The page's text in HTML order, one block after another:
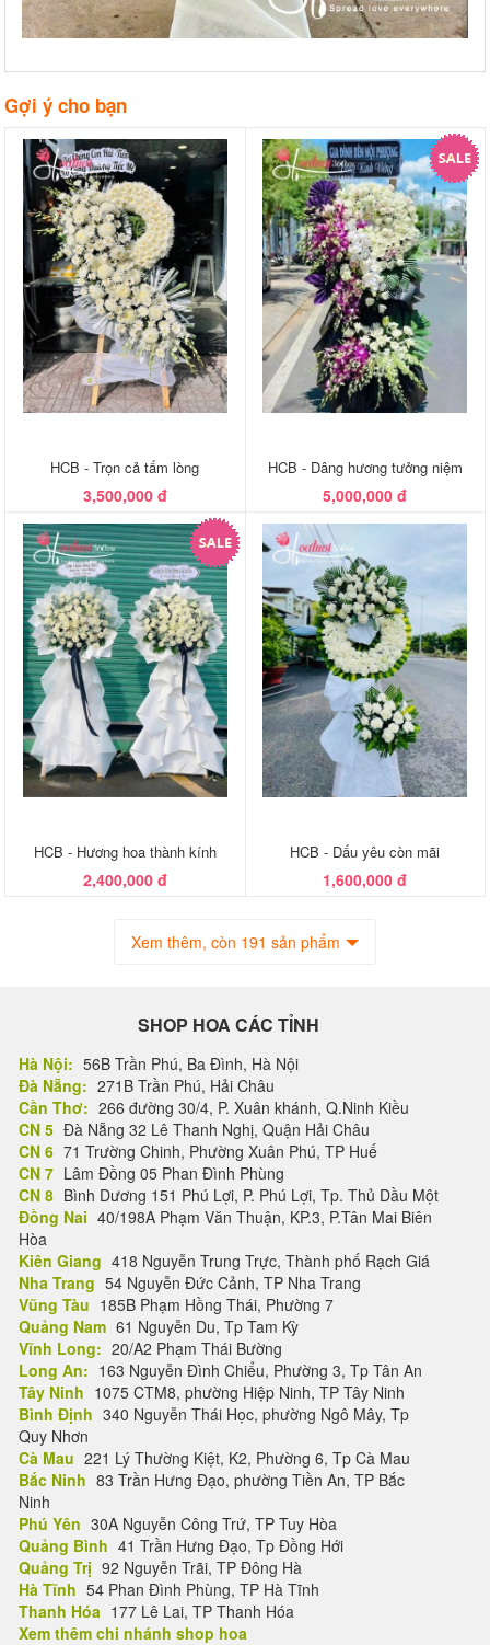
Gợi ý cho bạn
HCB - Trọn cả tấm lòng
3,500,000 đ
HCB - Dâng hương tưởng niệm
5,000,000 đ
HCB - Hương hoa thành kính
2,400,000 đ
HCB - Dấu yêu còn mãi
1,600,000 đ
Xem thêm, còn 191 sản phẩm
SHOP HOA CÁC TỈNH
Hà Nội: 56B Trần Phú, Ba Đình, Hà Nội
Đà Nẵng: 271B Trần Phú, Hải Châu
Cần Thơ: 266 đường 30/4, P. Xuân khánh, Q.Ninh Kiều
CN 5 Đà Nẵng 32 Lê Thanh Nghị, Quận Hải Châu
CN 6 71 Trường Chinh, Phường Xuân Phú, TP Huế
CN 7 Lâm Đồng 05 Phan Đình Phùng
CN 8 Bình Dương 151 Phú Lợi, P. Phú Lợi, Tp. Thủ Dầu Một
Đồng Nai 40/198A Phạm Văn Thuận, KP.3, P.Tân Mai Biên
Hòa
Kiên Giang 418 Nguyễn Trung Trực, Thành phố Rạch Giá
Nha Trang 54 Nguyễn Đức Cảnh, TP Nha Trang
Vũng Tàu 185B Phạm Hồng Thái, Phường 7
Quảng Nam 61 Nguyễn Du, Tp Tam Kỳ
Vĩnh Long: 20/A2 Phạm Thái Bường
Long An: 163 Nguyễn Đình Chiểu, Phường 3, Tp Tân An
Tây Ninh 1075 CTM8, phường Hiệp Ninh, TP Tây Ninh
Bình Định 340 Nguyễn Thái Học, phường Ngô Mây, Tp
Quy Nhơn
Cà Mau 221 Lý Thường Kiệt, K2, Phường 6, Tp Cà Mau
Bắc Ninh 83 Trần Hưng Đạo, phường Tiền An, TP Bắc
Ninh
Phú Yên 30A Nguyễn Công Trứ, TP Tuy Hòa
Quảng Bình 41 Trần Hưng Đạo, Tp Đồng Hới
Quảng Trị 92 Nguyễn Trãi, TP Đông Hà
Hà Tĩnh 54 Phan Đình Phùng, TP Hà Tĩnh
Thanh Hóa 177 Lê Lai, TP Thanh Hóa
Xem thêm chi nhánh shop hoa